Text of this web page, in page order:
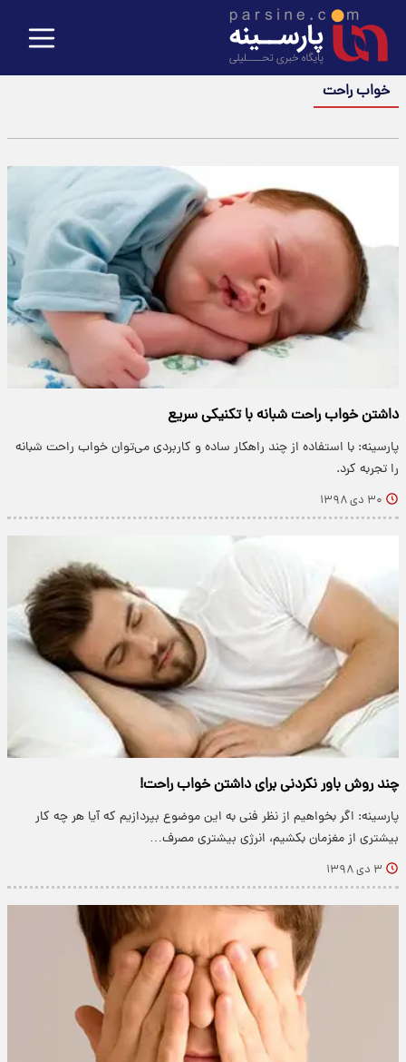
خواب راحت
داشتن خواب راحت شبانه با تکنیکی سریع
پارسینه: با استفاده از چند راهکار ساده و کاربردی می‌توان خواب راحت شبانه
را تجربه کرد.
۳۰ دی ۱۳۹۸
چند روش باور نکردنی برای داشتن خواب راحت!
پارسینه: اگر بخواهیم از نظر فنی به این موضوع بپردازیم که آیا هر چه کار
بیشتری از مغزمان بکشیم، انرژی بیشتری مصرف…
۳ دی ۱۳۹۸